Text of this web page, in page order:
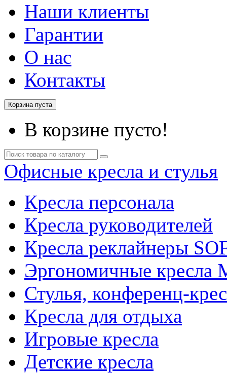
Наши клиенты
Гарантии
О нас
Контакты
Корзина пуста
В корзине пусто!
Офисные кресла и стулья
Кресла персонала
Кресла руководителей
Кресла реклайнеры
Эргономичные
Стулья, конференц-
Кресла для отдыха
Игровые кресла
Детские кресла